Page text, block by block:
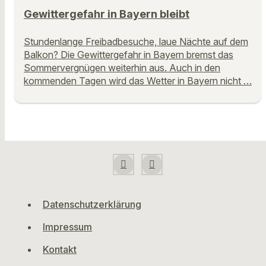
Gewittergefahr in Bayern bleibt
Stundenlange Freibadbesuche, laue Nächte auf dem
Balkon? Die Gewittergefahr in Bayern bremst das
Sommervergnügen weiterhin aus. Auch in den
kommenden Tagen wird das Wetter in Bayern nicht …
Datenschutzerklärung
Impressum
Kontakt